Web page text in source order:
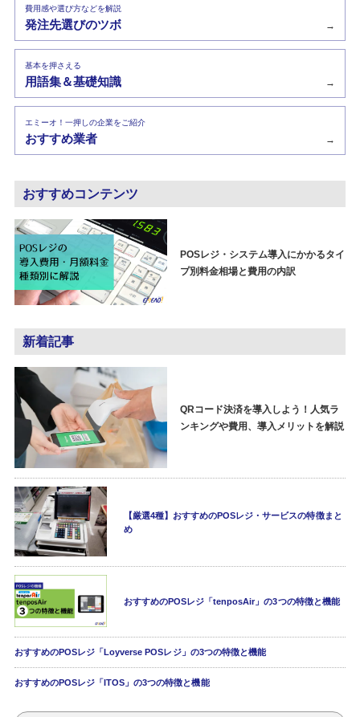
費用感や選び方などを解説
発注先選びのツボ →
基本を押さえる
用語集＆基礎知識 →
エミーオ！一押しの企業をご紹介
おすすめ業者 →
おすすめコンテンツ
POSレジ・システム導入にかかるタイ
プ別料金相場と費用の内訳
新着記事
QRコード決済を導入しよう！人気ラ
ンキングや費用、導入メリットを解説
【厳選4種】おすすめのPOSレジ・サービスの特徴まと
め
おすすめのPOSレジ「tenposAir」の3つの特徴と機能
おすすめのPOSレジ「Loyverse POSレジ」の3つの特徴と機能
おすすめのPOSレジ「ITOS」の3つの特徴と機能